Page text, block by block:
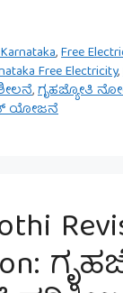
,Free
Free Electricity,
,ಗೃಹಜ್ಯೋತಿ
ಯೋಜನೆ